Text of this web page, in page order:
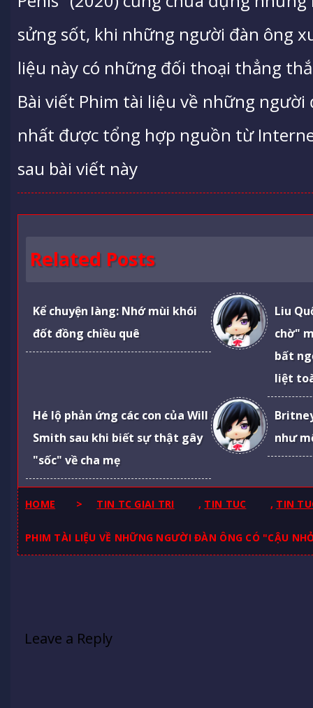
sửng sốt, khi những người đàn ông
liệu này có những đối thoại thẳng
Bài viết Phim tài liệu về những
nhất được tổng hợp nguồn từ
sau bài viết này
Related Posts
Kể chuyện làng: Nhớ mùi khói
đốt đồng chiều quê
Liu
chờ"
bất
liệt
Hé lộ phản ứng các con của Will
Smith sau khi biết sự thật gây
"sốc" về cha mẹ
như
HOME > TIN TC GIAI TRI , TIN TUC , TIN
PHIM TÀI LIỆU VỀ NHỮNG NGƯỜI ĐÀN ÔNG CÓ "CẬU
Leave a Reply